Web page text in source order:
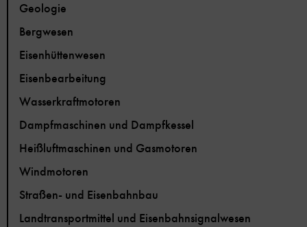
Geologie
Bergwesen
Eisenhüttenwesen
Eisenbearbeitung
Wasserkraftmotoren
Dampfmaschinen und Dampfkessel
Heißluftmaschinen und Gasmotoren
Windmotoren
Straßen- und Eisenbahnbau
Landtransportmittel und Eisenbahnsignalwesen